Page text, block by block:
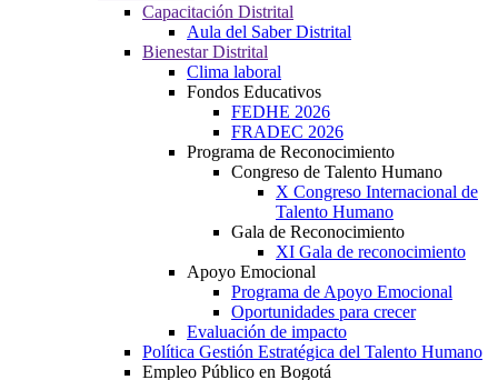
Capacitación Distrital
Aula del Saber Distrital
Bienestar Distrital
Clima laboral
Fondos Educativos
FEDHE 2026
FRADEC 2026
Programa de Reconocimiento
Congreso de Talento Humano
X Congreso Internacional de
Talento Humano
Gala de Reconocimiento
XI Gala de reconocimiento
Apoyo Emocional
Programa de Apoyo Emocional
Oportunidades para crecer
Evaluación de impacto
Política Gestión Estratégica del Talento Humano
Empleo Público en Bogotá